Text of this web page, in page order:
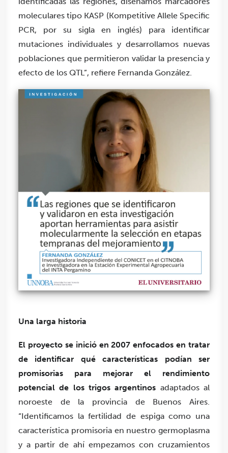
moleculares tipo KASP (Kompetitive Allele Specific
PCR, por su sigla en inglés) para identificar
mutaciones individuales y desarrollamos nuevas
poblaciones que permitieron validar la presencia y
efecto de los QTL”, refiere Fernanda González.
Una larga historia
El proyecto se inició en 2007 enfocados en tratar
de identificar qué características podían ser
promisorias para mejorar el rendimiento
potencial de los trigos argentinos adaptados al
noroeste de la provincia de Buenos Aires.
“Identificamos la fertilidad de espiga como una
característica promisoria en nuestro germoplasma
y a partir de ahí empezamos con cruzamientos